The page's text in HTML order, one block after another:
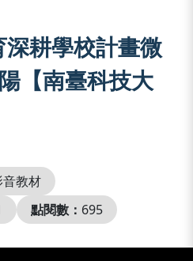
耕學校計畫微
【南臺科技大
教材
點閱數： 695